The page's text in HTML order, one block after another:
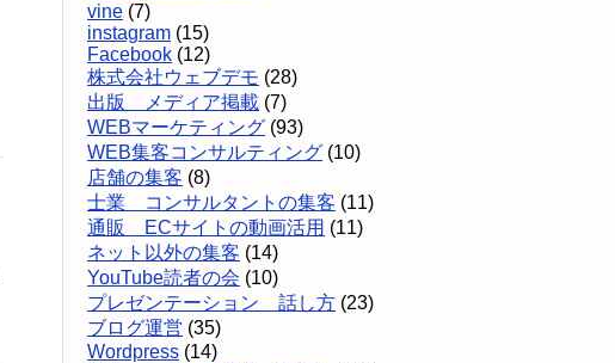
vine (7)
instagram (15)
Facebook (12)
株式会社ウェブデモ (28)
出版 メディア掲載 (7)
WEBマーケティング (93)
WEB集客コンサルティング (10)
店舗の集客 (8)
士業 コンサルタントの集客 (11)
通販 ECサイトの動画活用 (11)
ネット以外の集客 (14)
YouTube読者の会 (10)
プレゼンテーション 話し方 (23)
ブログ運営 (35)
Wordpress (14)